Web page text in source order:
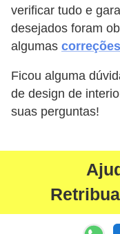
verificar tudo e
desejados foram
algumas
Ficou alguma
de design de
suas perguntas!